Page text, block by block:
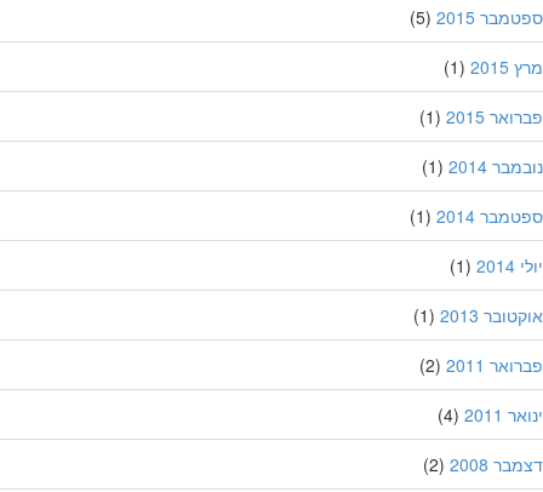
2015
(5)
(1)
2015
(1)
2014
(1)
2014
(1)
(1)
2013
(1)
2011
(2)
2011
(4)
2008
(2)